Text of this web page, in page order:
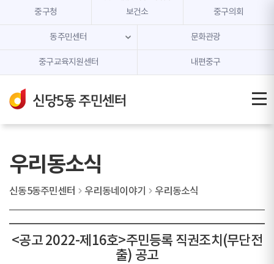
본문 내용 바로가기
주메뉴 바로가기
중구청 보건소 중구의회
동주민센터 문화관광
중구교육지원센터 내편중구
우리동소식
신동5동주민센터 우리동네이야기 우리동소식
<공고 2022-제16호>주민등록 직권조치(무단전
출) 공고